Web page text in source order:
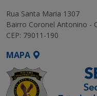
Rua Santa Maria 1307
Bairro Coronel Antonino -
CEP: 79011-190
MAPA